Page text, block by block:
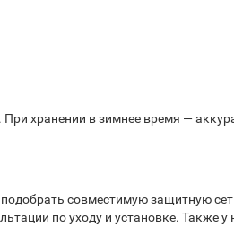
хранении в зимнее время —
совместимую защитную
по уходу и установке. Также у